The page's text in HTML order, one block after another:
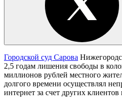
Городской суд Сарова
2,5 годам лишения свободы в
миллионов рублей местного
долгого времени осуществлял
интернет за счет других